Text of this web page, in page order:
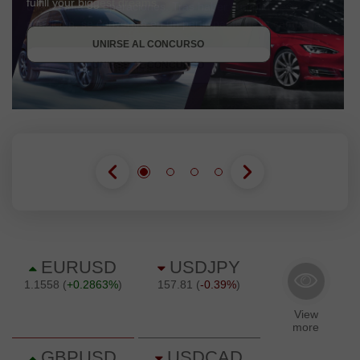
UNIRSE AL CONCURSO
una cuenta de operaciones. Tras haber cumplido esta
condición, se convertirá en un participante de la campaña.
UNIRSE AL CONCURSO
UNIRSE AL CONCURSO
OBTENER BONO